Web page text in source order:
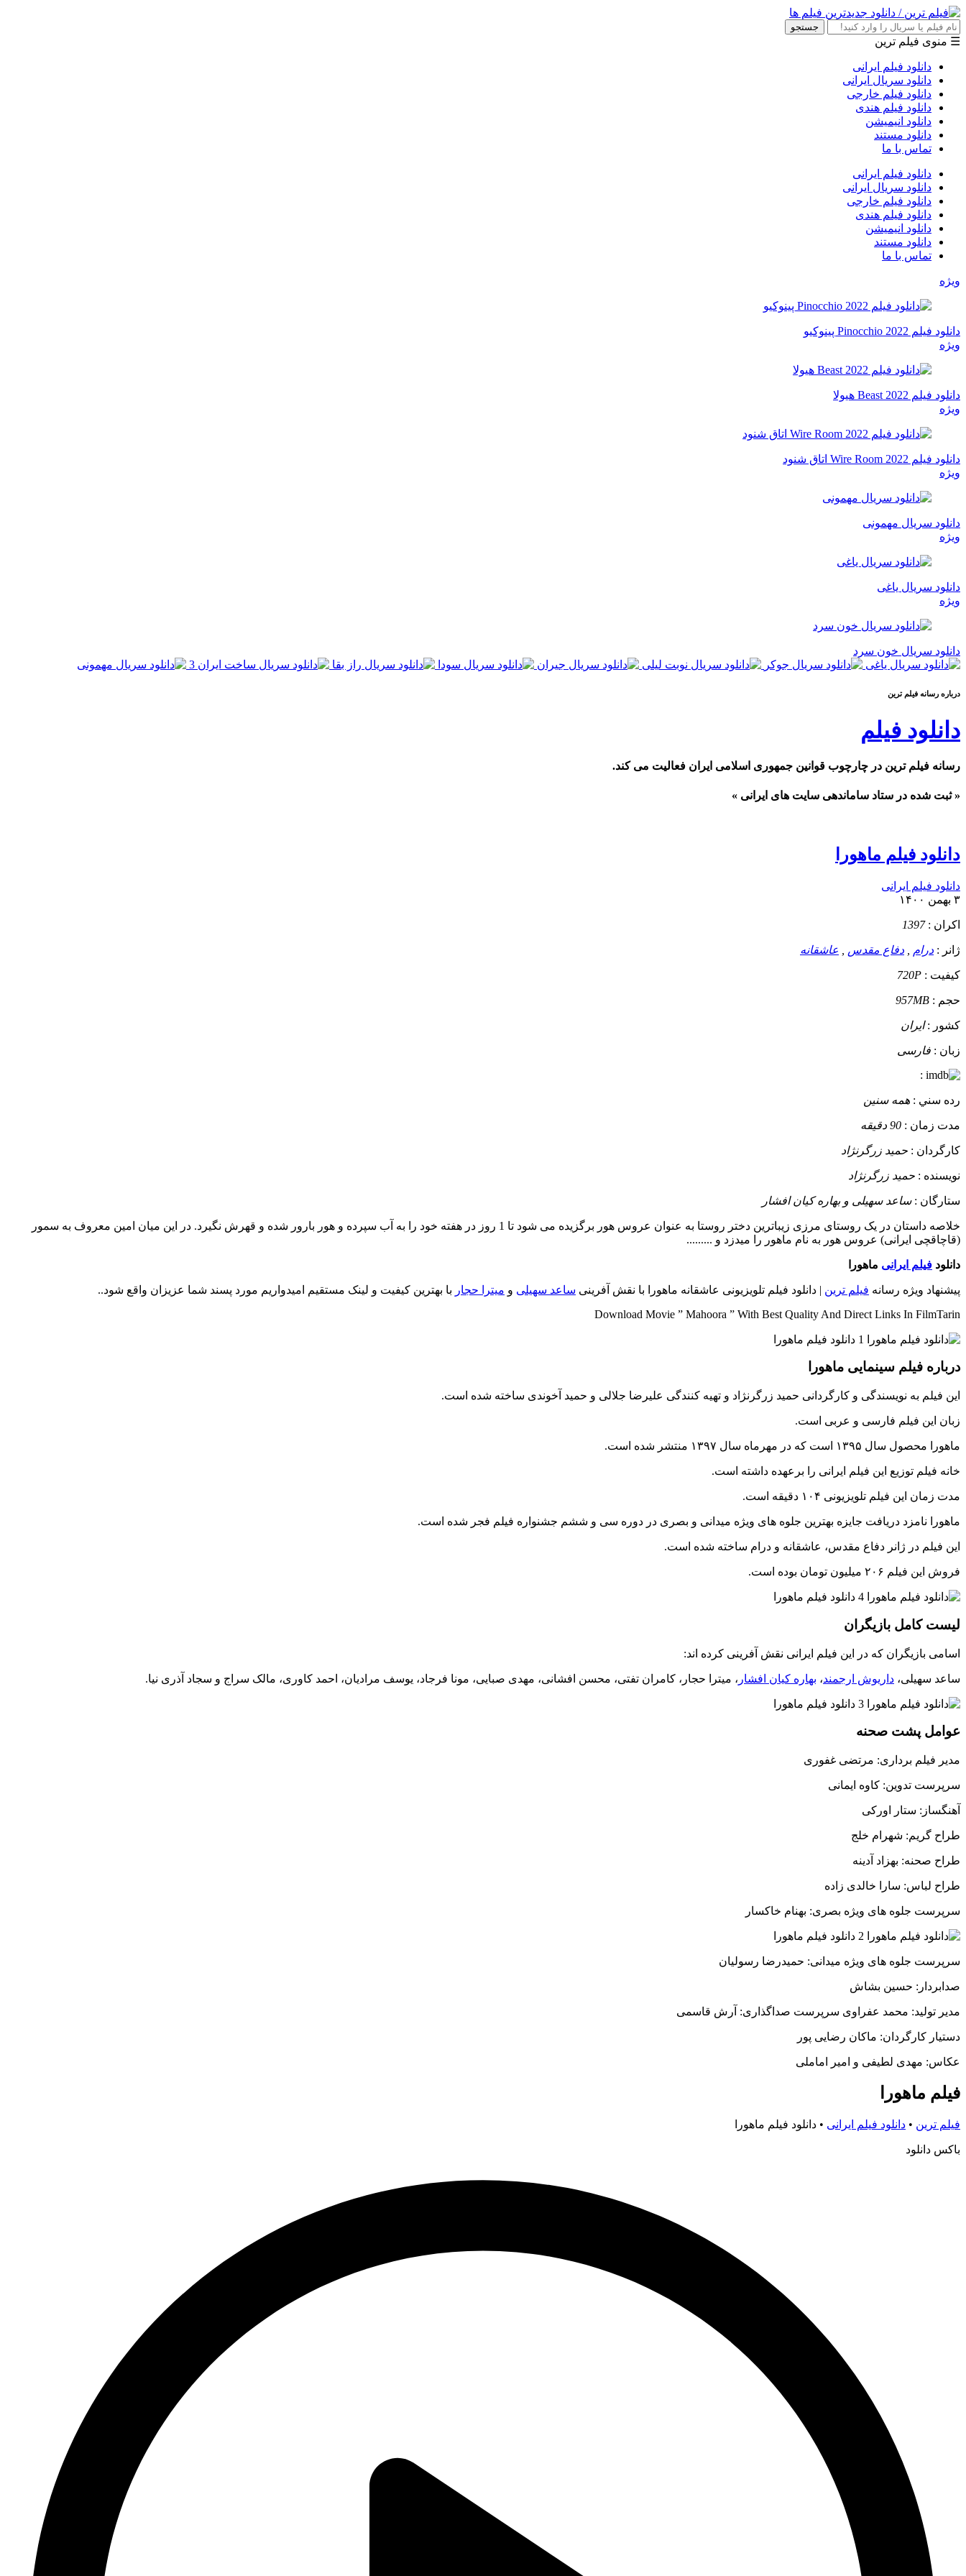
جستجو
☰ منوی فیلم ترین
دانلود فیلم ایرانی
دانلود سریال ایرانی
دانلود فیلم خارجی
دانلود فیلم هندی
دانلود انیمیشن
دانلود مستند
تماس با ما
دانلود فیلم ایرانی
دانلود سریال ایرانی
دانلود فیلم خارجی
دانلود فیلم هندی
دانلود انیمیشن
دانلود مستند
تماس با ما
ویژه
دانلود فیلم Pinocchio 2022 پینوکیو
ویژه
دانلود فیلم Beast 2022 هیولا
ویژه
دانلود فیلم Wire Room 2022 اتاق شنود
ویژه
دانلود سریال مهمونی
ویژه
دانلود سریال یاغی
ویژه
دانلود سریال خون سرد
درباره رسانه فيلم ترين
دانلود فیلم
رسانه فیلم ترین در چارچوب قوانین جمهوری اسلامی ایران فعالیت می کند.
« ثبت شده در ستاد ساماندهی سایت های ایرانی »
دانلود فیلم ماهورا
دانلود فیلم ایرانی
۳ بهمن ۱۴۰۰
اکران :1397
ژانر : درام دفاع مقدس عاشقانه
کيفيت : 720P
حجم : 957MB
کشور :ایران
زبان : فارسی
:
رده سني : همه سنین
مدت زمان : 90 دقیقه
کارگردان : حمید زرگرنژاد
نويسنده : حمید زرگرنژاد
ستارگان :ساعد سهیلی و بهاره کیان افشار
خلاصه داستان
در یک روستای مرزی زیباترین دختر روستا به عنوان عروس هور برگزیده می شود تا 1 روز در هفته خود را به آب سپرده و هور بارور شده و قهرش نگیرد. در این میان امین معروف به سمور
(قاچاقچی ایرانی) عروس هور به نام ماهور را میدزد و .........
دانلود فیلم ایرانی ماهورا
پیشنهاد ویژه رسانه فیلم ترین | دانلود فیلم تلویزیونی عاشقانه ماهورا با نقش آفرینی ساعد سهیلی و میترا حجار با بهترین کیفیت و لینک مستقیم امیدواریم مورد پسند شما عزیزان واقع شود..
Download Movie ” Mahoora ” With Best Quality And Direct Links In FilmTarin
درباره فیلم سینمایی ماهورا
این فیلم به نویسندگی و کارگردانی حمید زرگرنژاد و تهیه کنندگی علیرضا جلالی و حمید آخوندی ساخته شده است.
زبان این فیلم فارسی و عربی است.
ماهورا محصول سال ۱۳۹۵ است که در مهرماه سال ۱۳۹۷ منتشر شده است.
خانه فیلم توزیع این فیلم ایرانی را برعهده داشته است.
مدت زمان این فیلم تلویزیونی ۱۰۴ دقیقه است.
ماهورا نامزد دریافت جایزه بهترین جلوه های ویژه میدانی و بصری در دوره سی و ششم جشنواره فیلم فجر شده است.
این فیلم در ژانر دفاع مقدس، عاشقانه و درام ساخته شده است.
فروش این فیلم ۲۰۶ میلیون تومان بوده است.
لیست کامل بازیگران
اسامی بازیگران که در این فیلم ایرانی نقش آفرینی کرده اند:
ساعد سهیلی، داریوش ارجمند، بهاره کیان افشار ، میترا حجار، کامران تفتی، محسن افشانی، مهدی صبایی، مونا فرجاد، یوسف مرادیان، احمد کاوری، مالک سراج و سجاد آذری نیا.
عوامل پشت صحنه
مدیر فیلم برداری: مرتضی غفوری
سرپرست تدوین: کاوه ایمانی
آهنگساز: ستار اورکی
طراح گریم: شهرام خلج
طراح صحنه: بهزاد آدینه
طراح لباس: سارا خالدی زاده
سرپرست جلوه های ویژه بصری: بهنام خاکسار
سرپرست جلوه های ویژه میدانی: حمیدرضا رسولیان
صدابردار: حسین بشاش
مدیر تولید: محمد عفراوی سرپرست صداگذاری: آرش قاسمی
دستیار کارگردان: ماکان رضایی پور
عکاس: مهدی لطیفی و امیر اماملی
فیلم ماهورا
فیلم ترین • دانلود فیلم ایرانی • دانلود فیلم ماهورا
باکس دانلود